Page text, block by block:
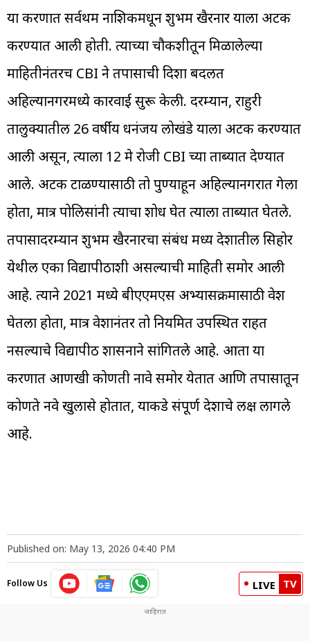
या प्रकरणात सर्वप्रथम नाशिकमधून शुभम खैरनार याला अटक
करण्यात आली होती. त्याच्या चौकशीतून मिळालेल्या
माहितीनंतरच CBI ने तपासाची दिशा बदलत
अहिल्यानगरमध्ये कारवाई सुरू केली. दरम्यान, राहुरी
तालुक्यातील 26 वर्षीय धनंजय लोखंडे याला अटक करण्यात
आली असून, त्याला 12 मे रोजी CBI च्या ताब्यात देण्यात
आले. अटक टाळण्यासाठी तो पुण्याहून अहिल्यानगरात गेला
होता, मात्र पोलिसांनी त्याचा शोध घेत त्याला ताब्यात घेतले.
तपासादरम्यान शुभम खैरनारचा संबंध मध्य प्रदेशातील सिहोर
येथील एका विद्यापीठाशी असल्याची माहिती समोर आली
आहे. त्याने 2021 मध्ये बीएएमएस अभ्यासक्रमासाठी प्रवेश
घेतला होता, मात्र प्रवेशानंतर तो नियमित उपस्थित राहत
नसल्याचे विद्यापीठ प्रशासनाने सांगितले आहे. आता या
प्रकरणात आणखी कोणती नावे समोर येतात आणि तपासातून
कोणते नवे खुलासे होतात, याकडे संपूर्ण देशाचे लक्ष लागले
आहे.
Published on: May 13, 2026 04:40 PM
Follow Us LIVE TV